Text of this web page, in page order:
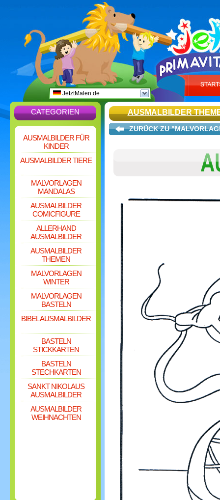
JetztMalen.de
CATEGORIEN
AUSMALBILDER FÜR
KINDER
AUSMALBILDER TIERE
MALVORLAGEN
MANDALAS
AUSMALBILDER
COMICFIGURE
ALLERHAND
AUSMALBILDER
AUSMALBILDER
THEMEN
MALVORLAGEN
WINTER
MALVORLAGEN
BASTELN
BIBEL AUSMALBILDER
BASTELN
STICKKARTEN
BASTELN
STECHKARTEN
SANKT NIKOLAUS
AUSMALBILDER
AUSMALBILDER
WEIHNACHTEN
AUSMALBILDER
ZURÜCK ZU